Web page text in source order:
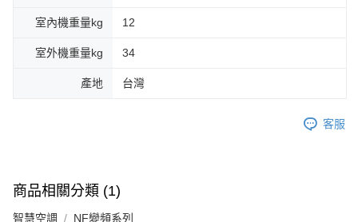
室內機重量kg 12
室外機重量kg 34
產地 台灣
客服
商品相關分類 (1)
智慧空調 NF變頻系列